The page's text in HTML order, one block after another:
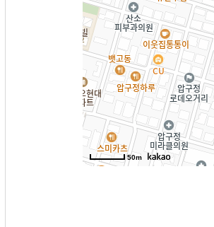
50m